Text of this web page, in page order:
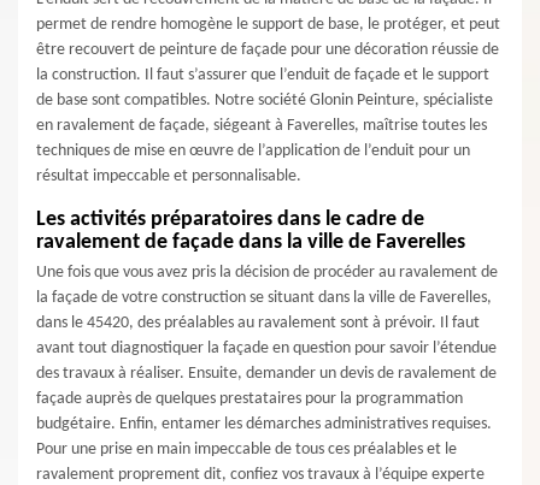
permet de rendre homogène le support de base, le protéger, et peut
être recouvert de peinture de façade pour une décoration réussie de
la construction. Il faut s’assurer que l’enduit de façade et le support
de base sont compatibles. Notre société Glonin Peinture, spécialiste
en ravalement de façade, siégeant à Faverelles, maîtrise toutes les
techniques de mise en œuvre de l’application de l’enduit pour un
résultat impeccable et personnalisable.
Les activités préparatoires dans le cadre de
ravalement de façade dans la ville de Faverelles
Une fois que vous avez pris la décision de procéder au ravalement de
la façade de votre construction se situant dans la ville de Faverelles,
dans le 45420, des préalables au ravalement sont à prévoir. Il faut
avant tout diagnostiquer la façade en question pour savoir l’étendue
des travaux à réaliser. Ensuite, demander un devis de ravalement de
façade auprès de quelques prestataires pour la programmation
budgétaire. Enfin, entamer les démarches administratives requises.
Pour une prise en main impeccable de tous ces préalables et le
ravalement proprement dit, confiez vos travaux à l’équipe experte